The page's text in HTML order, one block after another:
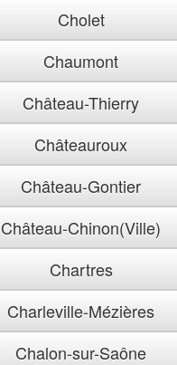
Cholet
Chaumont
Château-Thierry
Châteauroux
Château-Gontier
Château-Chinon(Ville)
Chartres
Charleville-Mézières
Chalon-sur-Saône